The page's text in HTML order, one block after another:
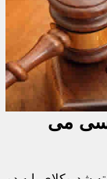
می